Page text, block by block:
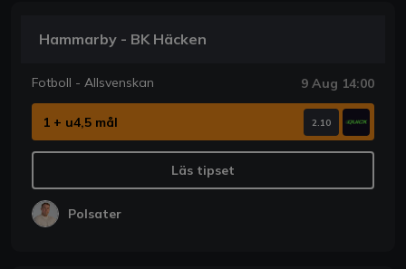
Hammarby - BK Häcken
Fotboll - Allsvenskan 9 Aug 14:00
1 + u4,5 mål 2.10
Läs tipset
Polsater